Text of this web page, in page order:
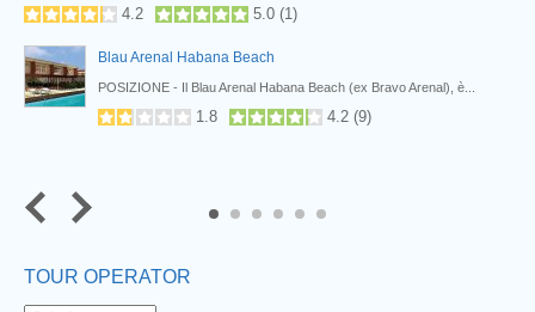
4.2 5.0 (1)
Blau Arenal Habana Beach
POSIZIONE - Il Blau Arenal Habana Beach (ex Bravo Arenal), è...
1.8 4.2 (9)
TOUR OPERATOR